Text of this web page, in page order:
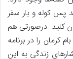
پس کوله و بار سفر
کنید. درصورتی هم
کرمان را در برنامه
زندگی به این